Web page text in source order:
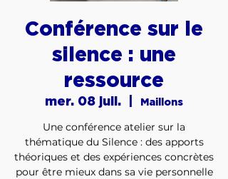
Conférence sur le
silence : une
ressource
mer. 08 juil. Maillons
Une conférence atelier sur la
thématique du Silence : des apports
théoriques et des expériences concrètes
pour être mieux dans sa vie personnelle